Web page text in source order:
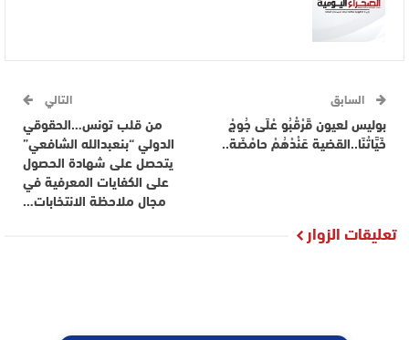
السابق
بوليس لعيون قَرْقْبُو عْلَى جُوجْ
خَيَّاتْنَا..القضية عَنْدْهُمْ حامْضَة..
التالي
من قلب تونس…الحقوقي
الدولي “بنعبدالله الشافعي”
يتحصل على شهادة الحصول
على الكفايات المعرفية في
مجال ملاحظة الانتخابات…
تعليقات الزوار